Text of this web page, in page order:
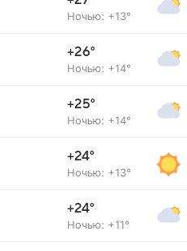
Ночью: +13°
+26°
Ночью: +14°
+25°
Ночью: +14°
+24°
Ночью: +13°
+24°
Ночью: +11°